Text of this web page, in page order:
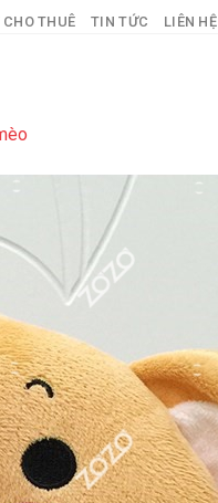
THUÊ TIN TỨC LIÊN HỆ